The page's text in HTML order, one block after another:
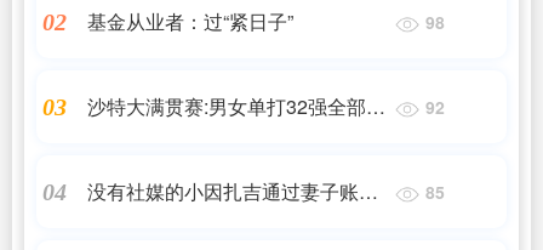
02 基金从业者：过“紧日子” 98
03
沙特大满贯赛:男女单打32强全部产
92
04
没有社媒的小因扎吉通过妻子账号
85